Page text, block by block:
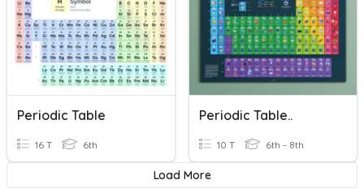
Periodic Table
16 T 6th
Periodic Table..
10 T 6th - 8th
Load More